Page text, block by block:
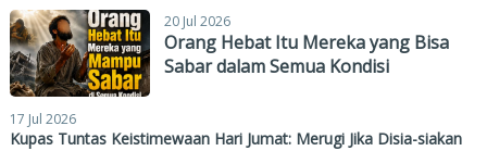
20 Jul 2026
Orang Hebat Itu Mereka yang Bisa
Sabar dalam Semua Kondisi
17 Jul 2026
Kupas Tuntas Keistimewaan Hari Jumat: Merugi Jika Disia-siakan